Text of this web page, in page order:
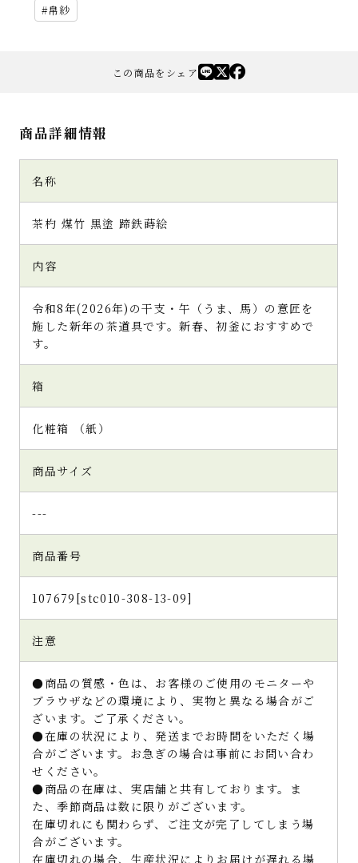
帛紗
この商品をシェア
商品詳細情報
名称
茶杓 煤竹 黒塗 蹄鉄蒔絵
内容
令和8年(2026年)の干支・午（うま、馬）の意匠を
施した新年の茶道具です。新春、初釜におすすめで
す。
箱
化粧箱 （紙）
商品サイズ
---
商品番号
107679[stc010-308-13-09]
注意
●商品の質感・色は、お客様のご使用のモニターや
ブラウザなどの環境により、実物と異なる場合がご
ざいます。ご了承ください。
●在庫の状況により、発送までお時間をいただく場
合がございます。お急ぎの場合は事前にお問い合わ
せください。
●商品の在庫は、実店舗と共有しております。ま
た、季節商品は数に限りがございます。
在庫切れにも関わらず、ご注文が完了してしまう場
合がございます。
在庫切れの場合、生産状況によりお届けが遅れる場